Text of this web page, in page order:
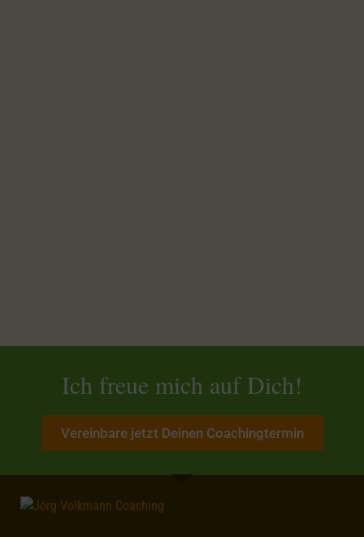
Ich freue mich auf Dich!
Vereinbare jetzt Deinen Coachingtermin